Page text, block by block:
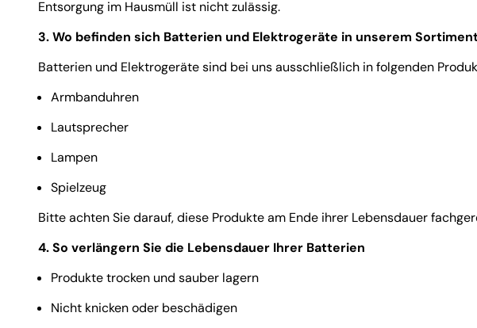
Entsorgung im Hausmüll ist nicht zulässig.
3. Wo befinden sich Batterien und Elektrogeräte in unserem
Batterien und Elektrogeräte sind bei uns ausschließlich in folgenden
Armbanduhren
Lautsprecher
Lampen
Spielzeug
Bitte achten Sie darauf, diese Produkte am Ende ihrer Lebensdauer
4. So verlängern Sie die Lebensdauer Ihrer Batterien
Produkte trocken und sauber lagern
Nicht knicken oder beschädigen